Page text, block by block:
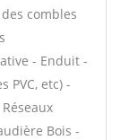
combles
- Enduit -
PVC, etc) -
Bois -